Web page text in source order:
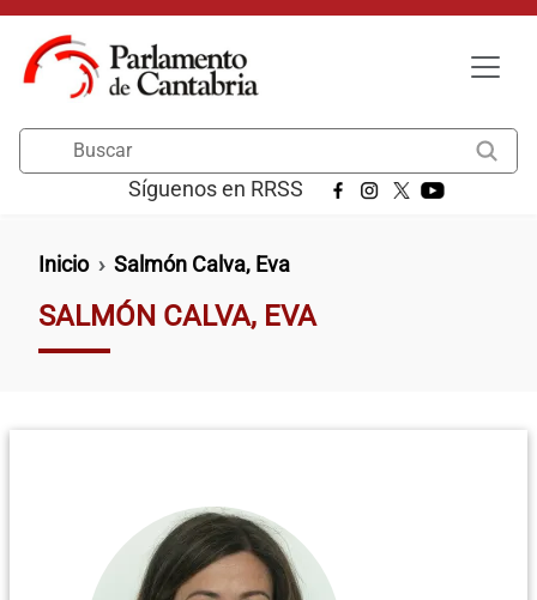
Pasar al contenido principal
Síguenos en RRSS
Ruta de navegación
Inicio Salmón Calva, Eva
SALMÓN CALVA, EVA